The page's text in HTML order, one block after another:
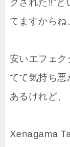
グされた!!”
てますからね
安いエフェク
てて気持ち悪
あるけれど、
Xenagama